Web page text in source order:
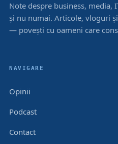
Note despre business, media,
și nu numai. Articole, vloguri
— povești cu oameni care
NAVIGARE
Opinii
Podcast
Contact